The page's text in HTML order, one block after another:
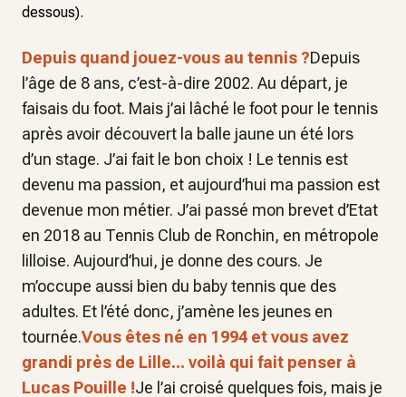
dessous).
Depuis quand jouez-vous au tennis ?Depuis
l’âge de 8 ans, c’est-à-dire 2002. Au départ, je
faisais du foot. Mais j’ai lâché le foot pour le tennis
après avoir découvert la balle jaune un été lors
d’un stage. J’ai fait le bon choix ! Le tennis est
devenu ma passion, et aujourd’hui ma passion est
devenue mon métier. J’ai passé mon brevet d’Etat
en 2018 au Tennis Club de Ronchin, en métropole
lilloise. Aujourd’hui, je donne des cours. Je
m’occupe aussi bien du baby tennis que des
adultes. Et l’été donc, j’amène les jeunes en
tournée.Vous êtes né en 1994 et vous avez
grandi près de Lille... voilà qui fait penser à
Lucas Pouille !Je l’ai croisé quelques fois, mais je